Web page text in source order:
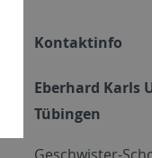
Kontaktinfo
Eberhard Karls
Tübingen